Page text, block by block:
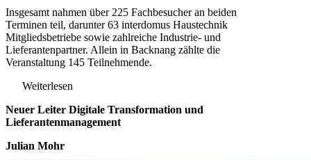
Insgesamt nahmen über 225 Fachbesucher an beiden
Terminen teil, darunter 63 interdomus Haustechnik
Mitgliedsbetriebe sowie zahlreiche Industrie- und
Lieferantenpartner. Allein in Backnang zählte die
Veranstaltung 145 Teilnehmende.
Weiterlesen
Neuer Leiter Digitale Transformation und
Lieferantenmanagement
Julian Mohr